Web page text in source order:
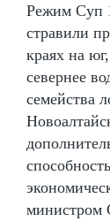
Режим Суп
стравили
краях на
севернее
семейства
министром